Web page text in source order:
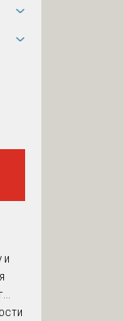
и